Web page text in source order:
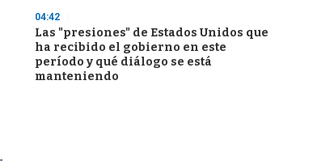
04:42
Las "presiones" de Estados Unidos que
ha recibido el gobierno en este
período y qué diálogo se está
manteniendo